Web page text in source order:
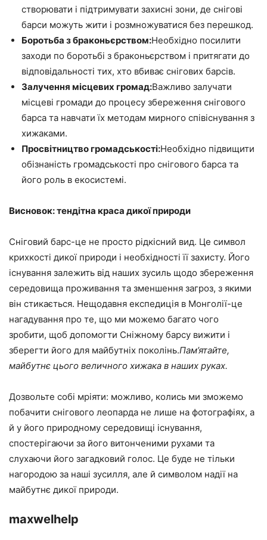
створювати і підтримувати захисні зони, де снігові
барси можуть жити і розмножуватися без перешкод.
Боротьба з браконьєрством:Необхідно посилити
заходи по боротьбі з браконьєрством і притягати до
відповідальності тих, хто вбиває снігових барсів.
Залучення місцевих громад:Важливо залучати
місцеві громади до процесу збереження снігового
барса та навчати їх методам мирного співіснування з
хижаками.
Просвітництво громадськості:Необхідно підвищити
обізнаність громадськості про снігового барса та
його роль в екосистемі.
Висновок: тендітна краса дикої природи
Сніговий барс-це не просто рідкісний вид. Це символ
крихкості дикої природи і необхідності її захисту. Його
існування залежить від наших зусиль щодо збереження
середовища проживання та зменшення загроз, з якими
він стикається. Нещодавня експедиція в Монголії-це
нагадування про те, що ми можемо багато чого
зробити, щоб допомогти Сніжному барсу вижити і
зберегти його для майбутніх поколінь.Пам’ятайте,
майбутнє цього величного хижака в наших руках.
Дозвольте собі мріяти: можливо, колись ми зможемо
побачити снігового леопарда не лише на фотографіях, а
й у його природному середовищі існування,
спостерігаючи за його витонченими рухами та
слухаючи його загадковий голос. Це буде не тільки
нагородою за наші зусилля, але й символом надії на
майбутнє дикої природи.
maxwelhelp